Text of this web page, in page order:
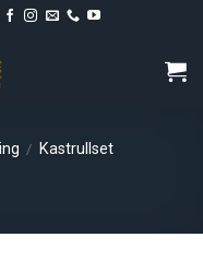
/ Kastrullset